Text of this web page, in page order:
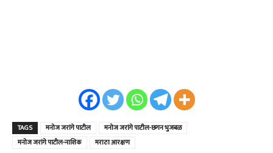
TAGS मनोज जरांगे पाटील
मनोज जरांगे पाटील-छगन भुजबळ
मनोज जरांगे पाटील-नाशिक
मराठा आरक्षण